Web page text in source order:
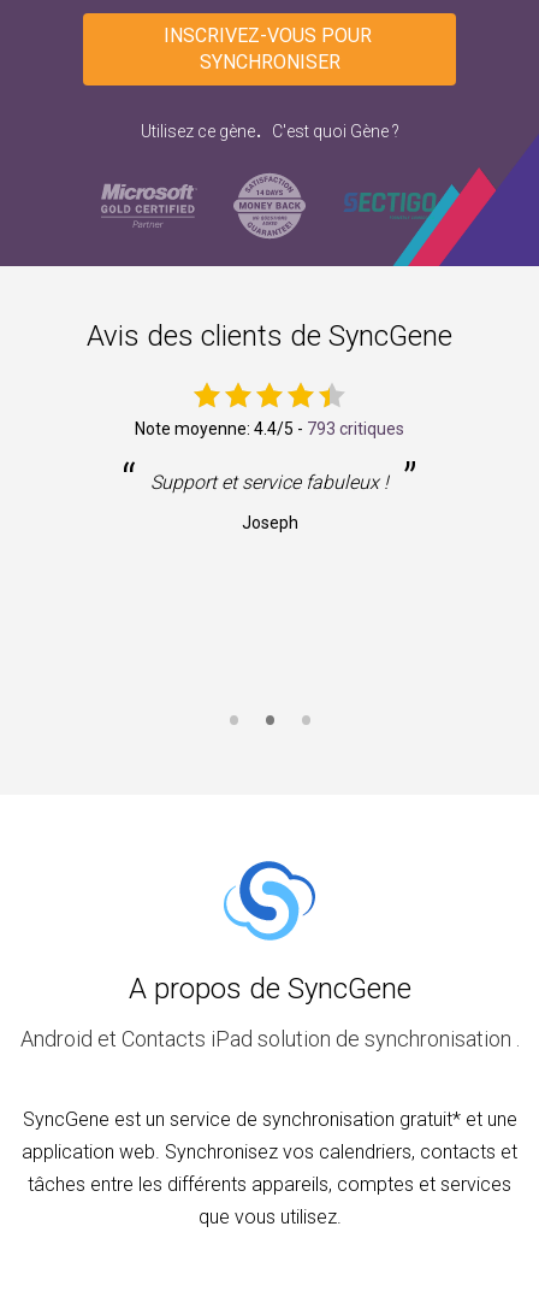
INSCRIVEZ-VOUS POUR
SYNCHRONISER
Utilisez ce gène. C'est quoi Gène ?
Avis des clients de SyncGene
Note moyenne: 4.4/5 - 793 critiques
“ Support et service fabuleux ! ”
Joseph
A propos de SyncGene
Android et Contacts iPad solution de synchronisation .
SyncGene est un service de synchronisation gratuit* et une
application web. Synchronisez vos calendriers, contacts et
tâches entre les différents appareils, comptes et services
que vous utilisez.